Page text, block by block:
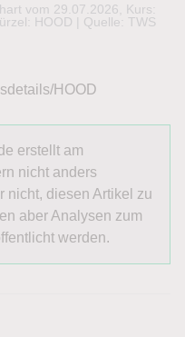
vom 29.07.2026, Kurs:
HOOD | Quelle: TWS
HOOD
erstellt am
nicht anders
nicht, diesen Artikel zu
aber Analysen zum
werden.